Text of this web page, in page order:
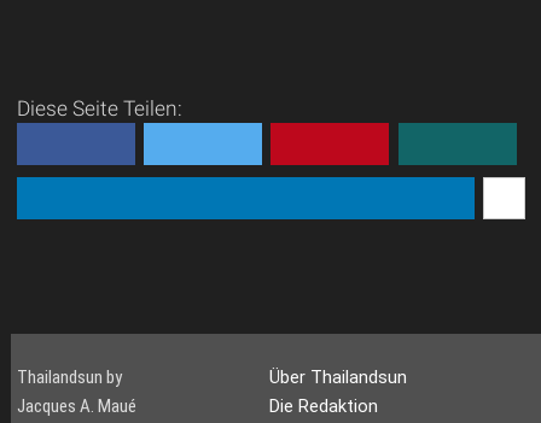
Diese Seite Teilen:
Thailandsun by
Jacques A. Maué
Über Thailandsun
Die Redaktion